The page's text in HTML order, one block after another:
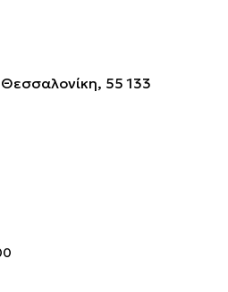
Θεσσαλονίκη, 55 133